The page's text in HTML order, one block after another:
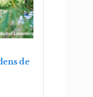
de